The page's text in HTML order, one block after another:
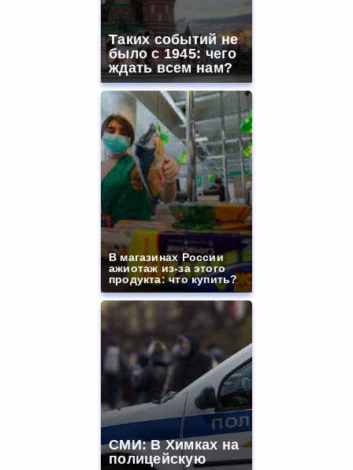
Таких событий не
было с 1945: чего
ждать всем нам?
В магазинах России
ажиотаж из-за этого
продукта: что купить?
СМИ: В Химках на
полицейскую